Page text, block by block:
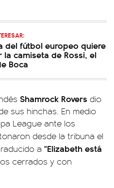
del fútbol europeo quiere
la camiseta de Rossi, el
Boca
Shamrock Rovers dio
sus hinchas. En medio
League ante los
desde la tribuna el
a "Elizabeth está
cerrados y con